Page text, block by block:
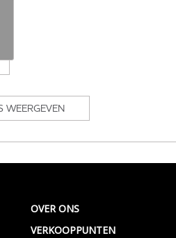
WEERGEVEN
OVER ONS
VERKOOPPUNTEN